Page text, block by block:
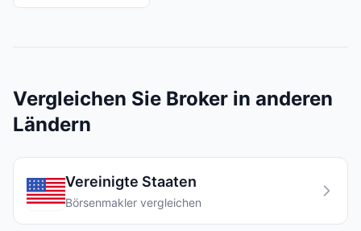
Vergleichen Sie Broker in anderen
Ländern
Vereinigte Staaten
Börsenmakler vergleichen